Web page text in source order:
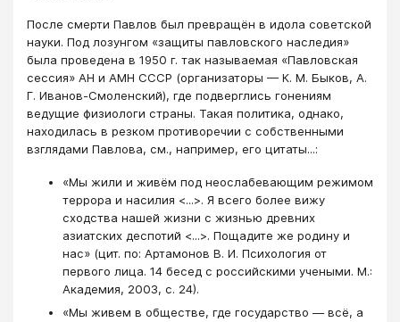
После смерти Павлов был превращён в идола советской
науки. Под лозунгом «защиты павловского наследия»
была проведена в 1950 г. так называемая «Павловская
сессия» АН и АМН СССР (организаторы — К. М. Быков, А.
Г. Иванов-Смоленский), где подверглись гонениям
ведущие физиологи страны. Такая политика, однако,
находилась в резком противоречии с собственными
взглядами Павлова, см., например, его цитаты...:
«Мы жили и живём под неослабевающим режимом
террора и насилия <...>. Я всего более вижу
сходства нашей жизни с жизнью древних
азиатских деспотий <...>. Пощадите же родину и
нас» (цит. по: Артамонов В. И. Психология от
первого лица. 14 бесед с российскими учеными. М.:
Академия, 2003, с. 24).
«Мы живем в обществе, где государство — всё, а